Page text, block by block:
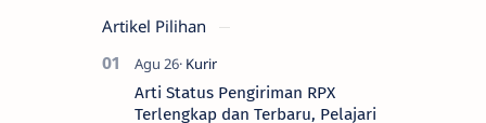
Artikel Pilihan
Arti Status Pengiriman RPX
Terlengkap dan Terbaru, Pelajari